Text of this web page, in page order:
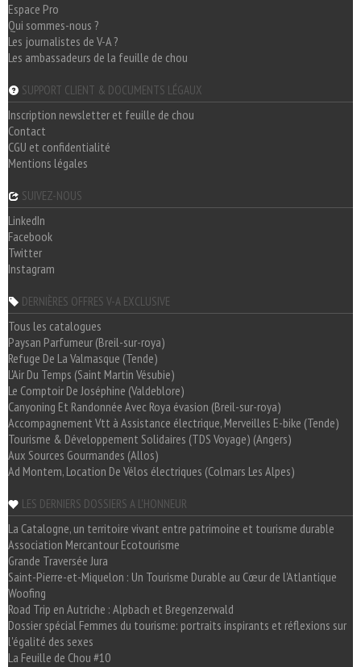
Espace Pro
Qui sommes-nous ?
Les journalistes de V-A ?
Les ambassadeurs de la feuille de chou
SUPPORT CLIENT & DOCUMENTS LÉGAUX
Inscription newsletter et feuille de chou
Contact
CGU et confidentialité
Mentions légales
SUIVEZ-NOUS
LinkedIn
Facebook
Twitter
Instagram
DERNIÈRES OFFRES V-A EXCLUSIVE
Tous les catalogues
Paysan Parfumeur (Breil-sur-roya)
Refuge De La Valmasque (Tende)
L'Air Du Temps (Saint Martin Vésubie)
Le Comptoir De Joséphine (Valdeblore)
Canyoning Et Randonnée Avec Roya évasion (Breil-sur-roya)
Accompagnement Vtt à Assistance électrique, Merveilles E-bike (Tende)
Tourisme & Développement Solidaires (TDS Voyage) (Angers)
Aux Sources Gourmandes (Allos)
Ad Montem, Location De Vélos électriques (Colmars Les Alpes)
LES DERNIERS DOSSIERS A L'HONNEUR
La Catalogne, un territoire vivant entre patrimoine et tourisme durable
Association Mercantour Ecotourisme
Grande Traversée Jura
Saint-Pierre-et-Miquelon : Un Tourisme Durable au Cœur de l'Atlantique
Woofing
Road Trip en Autriche : Alpbach et Bregenzerwald
Dossier spécial Femmes du tourisme: portraits inspirants et réflexions sur
l'égalité des sexes
La Feuille de Chou #10